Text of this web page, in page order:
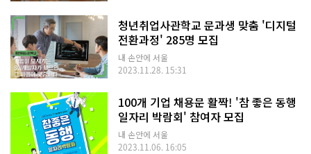
청년취업사관학교 문과생 맞춤 '디지털
전환과정' 285명 모집
내 손안에 서울
2023.11.28. 15:31
100개 기업 채용문 활짝! '참 좋은 동행
일자리 박람회' 참여자 모집
내 손안에 서울
2023.11.06. 16:05